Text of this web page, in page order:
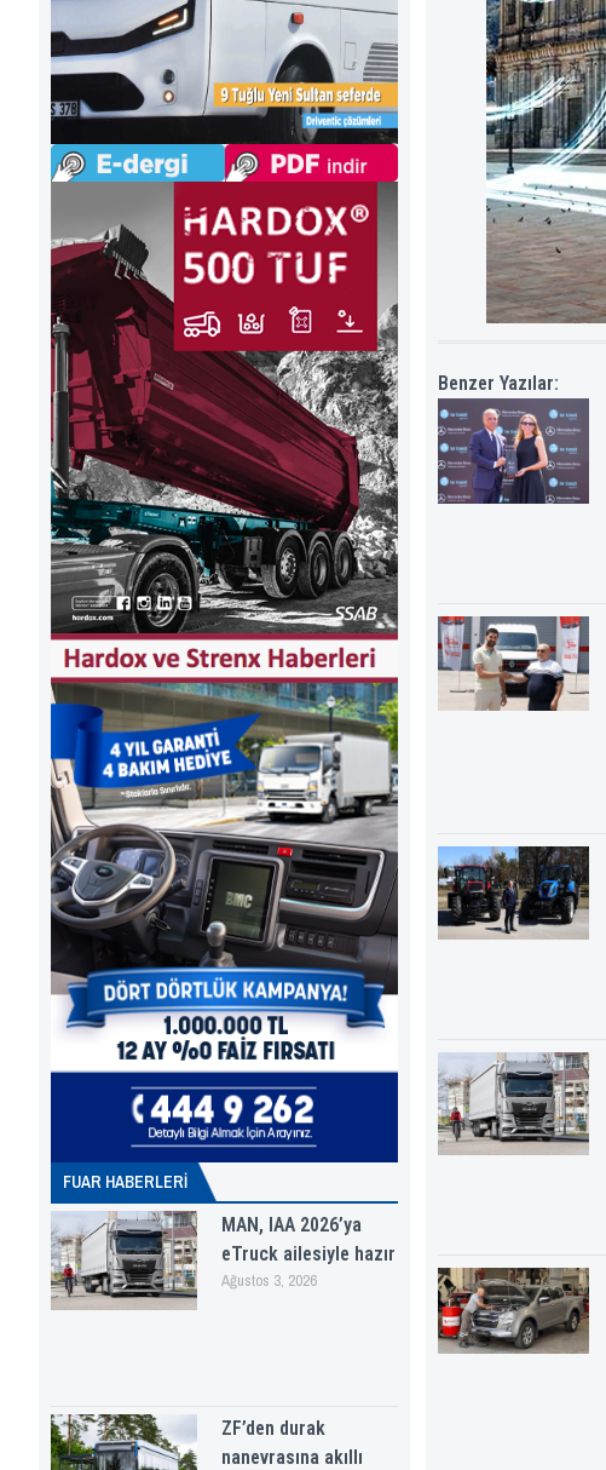
FUAR HABERLERI
MAN, IAA 2026’ya
eTruck ailesiyle hazır
Ağustos 3, 2026
ZF’den durak
nanevrasına akıllı
Benzer Yazılar: